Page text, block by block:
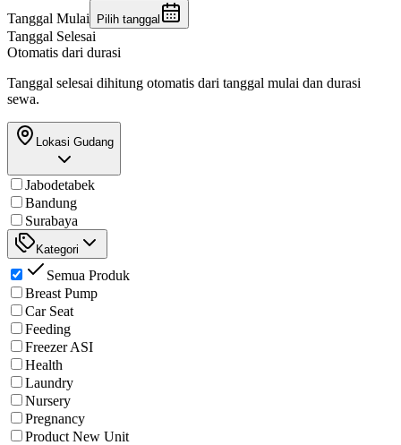
Tanggal Mulai
Pilih tanggal
Tanggal Selesai
Otomatis dari durasi
Tanggal selesai dihitung otomatis dari tanggal mulai dan durasi
sewa.
Lokasi Gudang
Jabodetabek
Bandung
Surabaya
Kategori
Semua Produk
Breast Pump
Car Seat
Feeding
Freezer ASI
Health
Laundry
Nursery
Pregnancy
Product New Unit